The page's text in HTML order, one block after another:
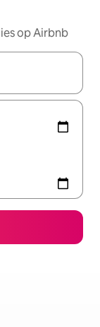
op Airbnb
je een keuze